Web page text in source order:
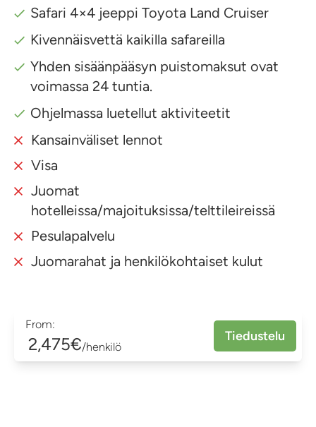
Safari 4×4 jeeppi Toyota Land Cruiser
Kivennäisvettä kaikilla safareilla
Yhden sisäänpääsyn puistomaksut ovat
voimassa 24 tuntia.
Ohjelmassa luetellut aktiviteetit
Kansainväliset lennot
Visa
Juomat
hotelleissa/majoituksissa/telttileireissä
Pesulapalvelu
Juomarahat ja henkilökohtaiset kulut
From:
2,475€/henkilö
Tiedustelu